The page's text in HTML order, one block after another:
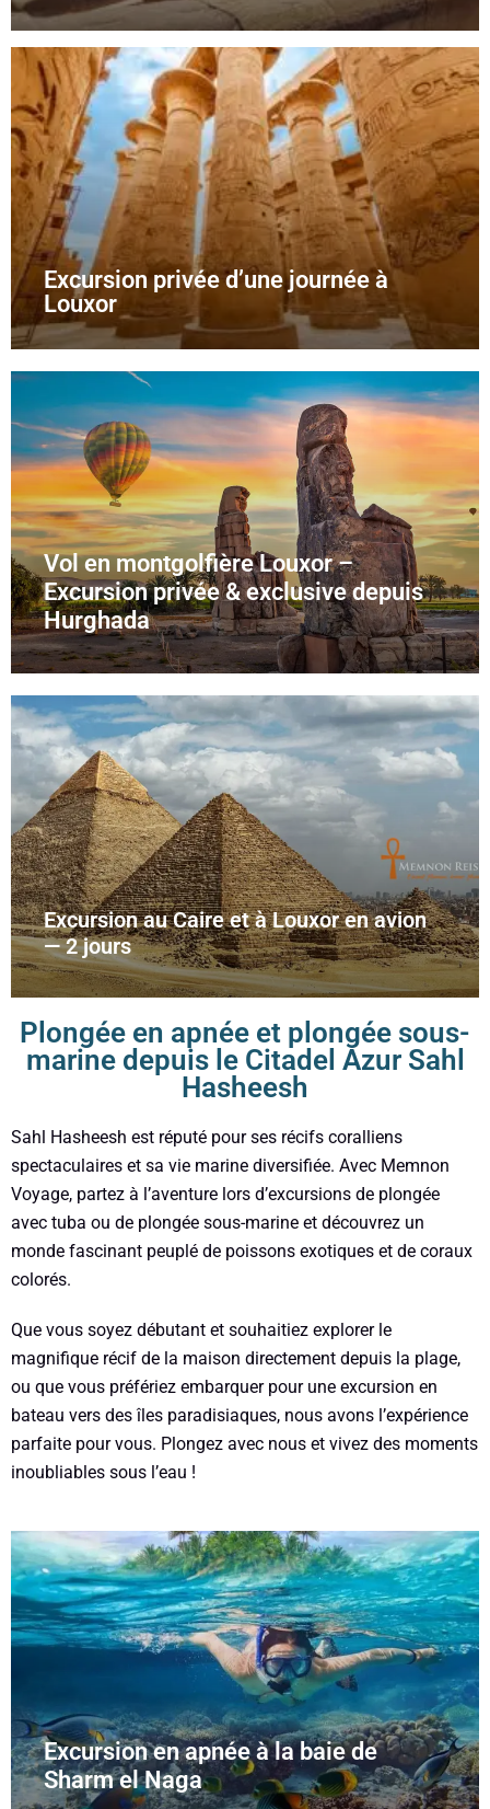
Excursion privée d’une journée à
Louxor
Vol en montgolfière Louxor –
Excursion privée & exclusive depuis
Hurghada
Excursion au Caire et à Louxor en avion
— 2 jours
Plongée en apnée et plongée sous-
marine depuis le Citadel Azur Sahl
Hasheesh
Sahl Hasheesh est réputé pour ses récifs coralliens
spectaculaires et sa vie marine diversifiée. Avec Memnon
Voyage, partez à l’aventure lors d’excursions de plongée
avec tuba ou de plongée sous-marine et découvrez un
monde fascinant peuplé de poissons exotiques et de coraux
colorés.
Que vous soyez débutant et souhaitiez explorer le
magnifique récif de la maison directement depuis la plage,
ou que vous préfériez embarquer pour une excursion en
bateau vers des îles paradisiaques, nous avons l’expérience
parfaite pour vous. Plongez avec nous et vivez des moments
inoubliables sous l’eau !
Excursion en apnée à la baie de
Sharm el Naga